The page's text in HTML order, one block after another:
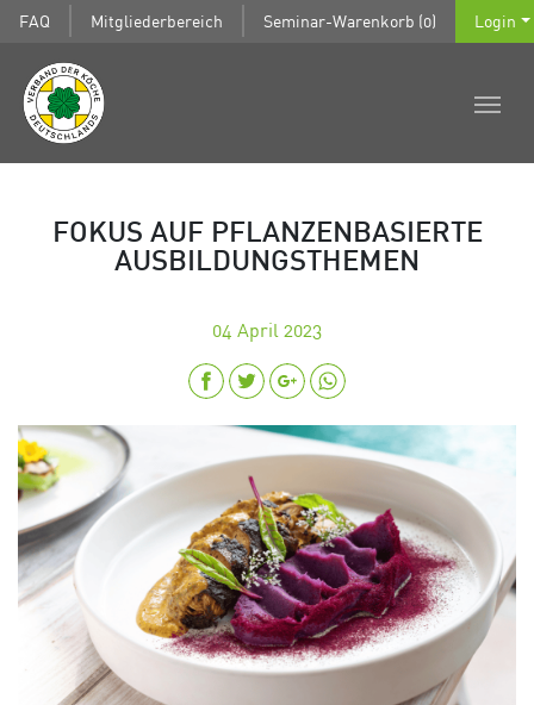
FAQ Mitgliederbereich Seminar-Warenkorb (0) Login
FOKUS AUF PFLANZENBASIERTE
AUSBILDUNGSTHEMEN
04 April 2023